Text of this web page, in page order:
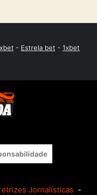
- Estrela bet - 1xbet
Jornalísticas -